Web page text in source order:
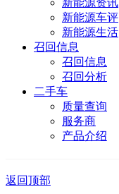
新能源资讯
新能源车评
新能源生活
召回信息
召回信息
召回分析
二手车
质量查询
服务商
产品介绍
返回顶部